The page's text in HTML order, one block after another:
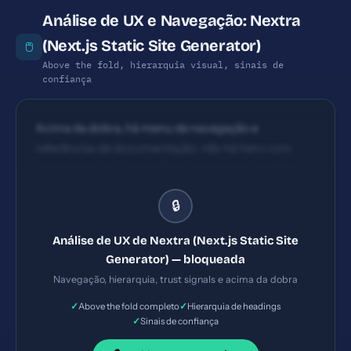
🖱️
Análise de UX e Navegação: Nextra
(Next.js Static Site Generator)
Above the fold, hierarquia visual, sinais de
confiança
Acima da dobra, há menu de navegação e
pode parecer pouco orientada a ação. Hierarquia
básica presente com navegação extensa, mas
Layout orientado a conteúdo técnico; blocos de
texto longos podem exigir melhor
🔒
Análise de UX de Nextra (Next.js Static Site
Generator) — bloqueada
Navegação, hierarquia, trust signals e acima da dobra
✓Above the fold completo✓Hierarquia de headings
✓Sinais de confiança